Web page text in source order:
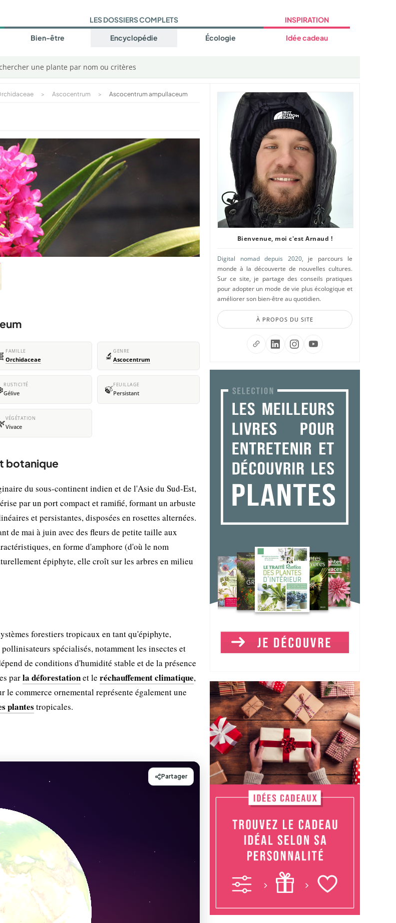
LES DOSSIERS COMPLETS
Bien-être Encyclopédie Écologie
INSPIRATION
Idée cadeau
une plante par nom ou critères
> Ascocentrum > Ascocentrum ampullaceum
FAMILLE
Orchidaceae 🔬 GENRE
Ascocentrum
RUSTICITÉ
Gélive 🍃FEUILLAGE
Persistant
VÉGÉTATION
Vivace
botanique
du sous-continent indien et de l'Asie du Sud-Est,
par un port compact et ramifié, formant un arbuste
et persistantes, disposées en rosettes alternées.
de mai à juin avec des fleurs de petite taille aux
en forme d'amphore (d'où le nom
épiphyte, elle croît sur les arbres en milieu
forestiers tropicaux en tant qu'épiphyte,
spécialisés, notamment les insectes et
de conditions d'humidité stable et de la présence
parla déforestationet le réchauffement climatique,
le commerce ornemental représente également une
plantes tropicales.
Bienvenue, moi c'est Arnaud !
Digital nomad depuis 2020, je parcours le
monde à la découverte de nouvelles cultures.
Sur ce site, je partage des conseils pratiques
pour adopter un mode de vie plus écologique et
améliorer son bien-être au quotidien.
À PROPOS DU SITE